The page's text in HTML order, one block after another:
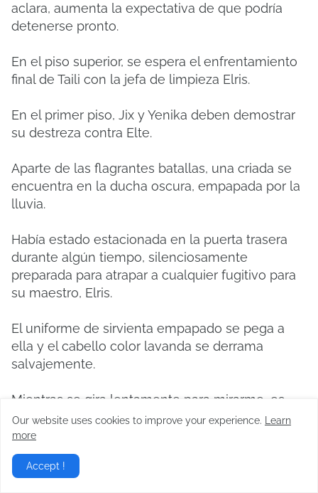
aclara, aumenta la expectativa de que podría
detenerse pronto.
En el piso superior, se espera el enfrentamiento
final de Taili con la jefa de limpieza Elris.
En el primer piso, Jix y Yenika deben demostrar
su destreza contra Elte.
Aparte de las flagrantes batallas, una criada se
encuentra en la ducha oscura, empapada por la
lluvia.
Había estado estacionada en la puerta trasera
durante algún tiempo, silenciosamente
preparada para atrapar a cualquier fugitivo para
su maestro, Elris.
El uniforme de sirvienta empapado se pega a
ella y el cabello color lavanda se derrama
salvajemente.
Mientras se gira lentamente para mirarme, es
Shena, una de las sirvientas gemelas y jefa del
tercer piso, quien debería haber bloqueado el
camino de Taili.
Our website uses cookies to improve your experience.
Learn
more
Accept !